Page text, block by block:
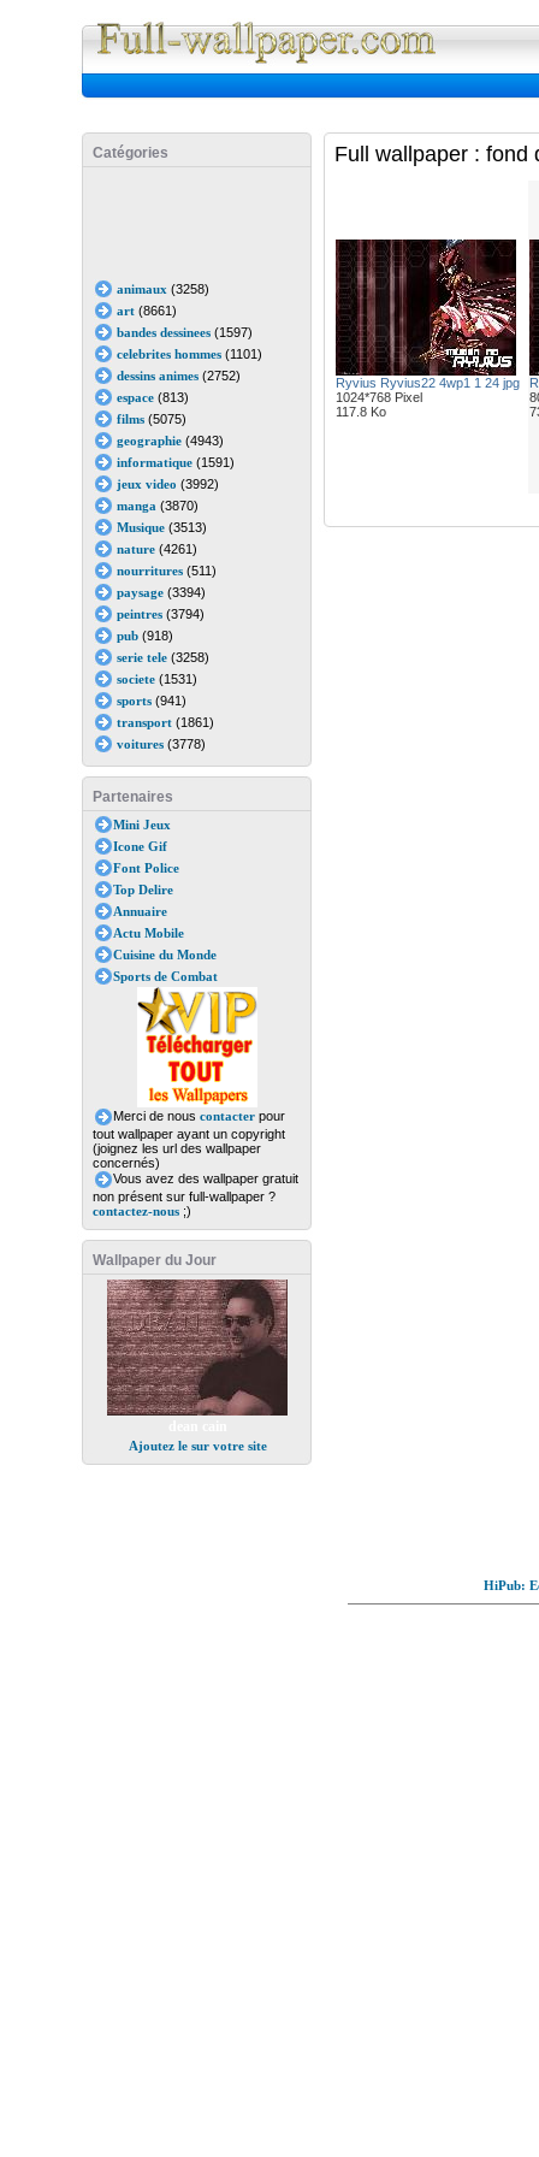
Catégories
animaux (3258)
art(8661)
bandes dessinees(1597)
celebrites hommes(1101)
dessins animes(2752)
espace(813)
films(5075)
geographie(4943)
informatique(1591)
jeux video (3992)
manga (3870)
Musique(3513)
nature(4261)
nourritures(511)
paysage(3394)
peintres(3794)
pub(918)
serie tele(3258)
societe(1531)
sports(941)
transport(1861)
voitures(3778)
Partenaires
Mini Jeux
Icone Gif
Font Police
Top Delire
Annuaire
Actu Mobile
Cuisine du Monde
Sports de Combat
Merci de nous contacterpour
tout wallpaper ayant un copyright
(joignez les url des wallpaper
concernés)
Vous avez des wallpaper gratuit
non présent sur full-wallpaper ?
contactez-nous;)
Wallpaper du Jour
Ajoutez le sur votre site
Full wallpaper : fond
Ryvius Ryvius22 4wp1 1 24 jpg
1024*768 Pixel
117.8 Ko
HiPub: